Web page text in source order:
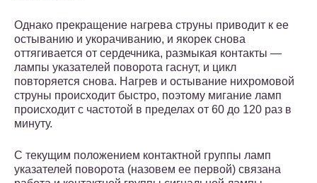
Однако прекращение нагрева струны приводит к ее
остыванию и укорачиванию, и якорек снова
оттягивается от сердечника, размыкая контакты —
лампы указателей поворота гаснут, и цикл
повторяется снова. Нагрев и остывание нихромовой
струны происходит быстро, поэтому мигание ламп
происходит с частотой в пределах от 60 до 120 раз в
минуту.
С текущим положением контактной группы ламп
указателей поворота (назовем ее первой) связана